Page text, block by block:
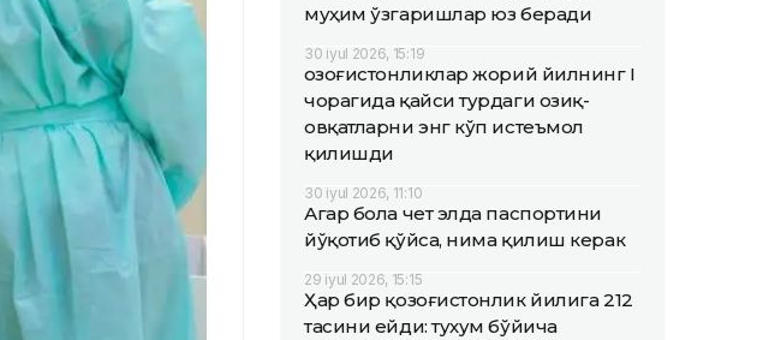
муҳим ўзгаришлар юз беради
30 iyul 2026, 15:19
Қозоғистонликлар жорий йилнинг I
чорагида қайси турдаги озиқ-
овқатларни энг кўп истеъмол
қилишди
30 iyul 2026, 11:10
Агар бола чет элда паспортини
йўқотиб қўйса, нима қилиш керак
29 iyul 2026, 15:15
Ҳар бир қозоғистонлик йилига 212
тасини ейди: тухум бўйича